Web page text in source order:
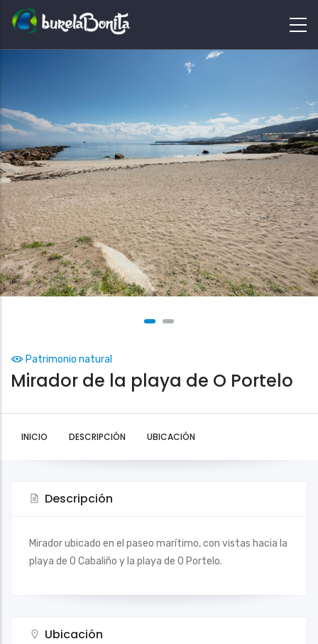
Patrimonio natural
Mirador de la playa de O Portelo
INICIO DESCRIPCIÓN UBICACIÓN
Descripción
Mirador ubicado en el paseo marítimo, con vistas hacia la
playa de O Cabaliño y la playa de O Portelo.
Ubicación